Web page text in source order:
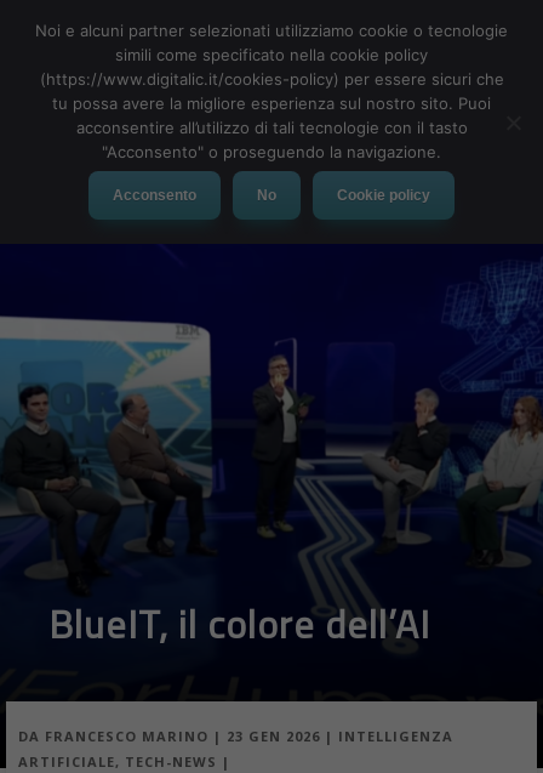
MENU
BlueIT, il colore dell’AI
DA FRANCESCO MARINO | 23 GEN 2026 | INTELLIGENZA
ARTIFICIALE, TECH-NEWS |
Noi e alcuni partner selezionati utilizziamo cookie o tecnologie
simili come specificato nella cookie policy
(https://www.digitalic.it/cookies-policy) per essere sicuri che
tu possa avere la migliore esperienza sul nostro sito. Puoi
acconsentire all’utilizzo di tali tecnologie con il tasto
"Acconsento" o proseguendo la navigazione.
Acconsento No Cookie policy